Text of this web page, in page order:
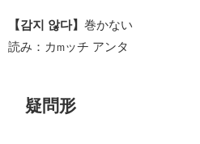
【감지 않다】 巻かない
読み：カmッチ アンタ
疑問形